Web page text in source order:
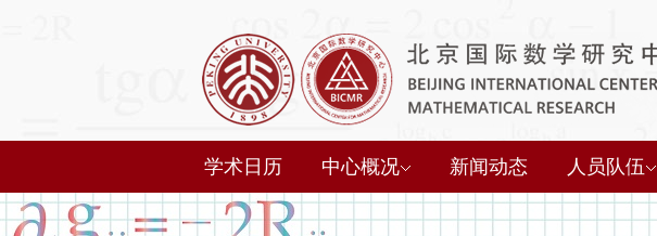
学术日历 中心概况 新闻动态 人员队伍